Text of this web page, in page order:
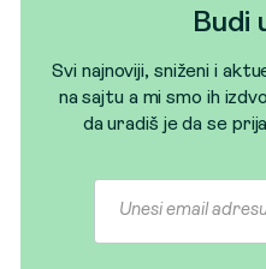
Budi
Svi najnoviji, sniženi i
na sajtu a mi smo ih
da uradiš je da se